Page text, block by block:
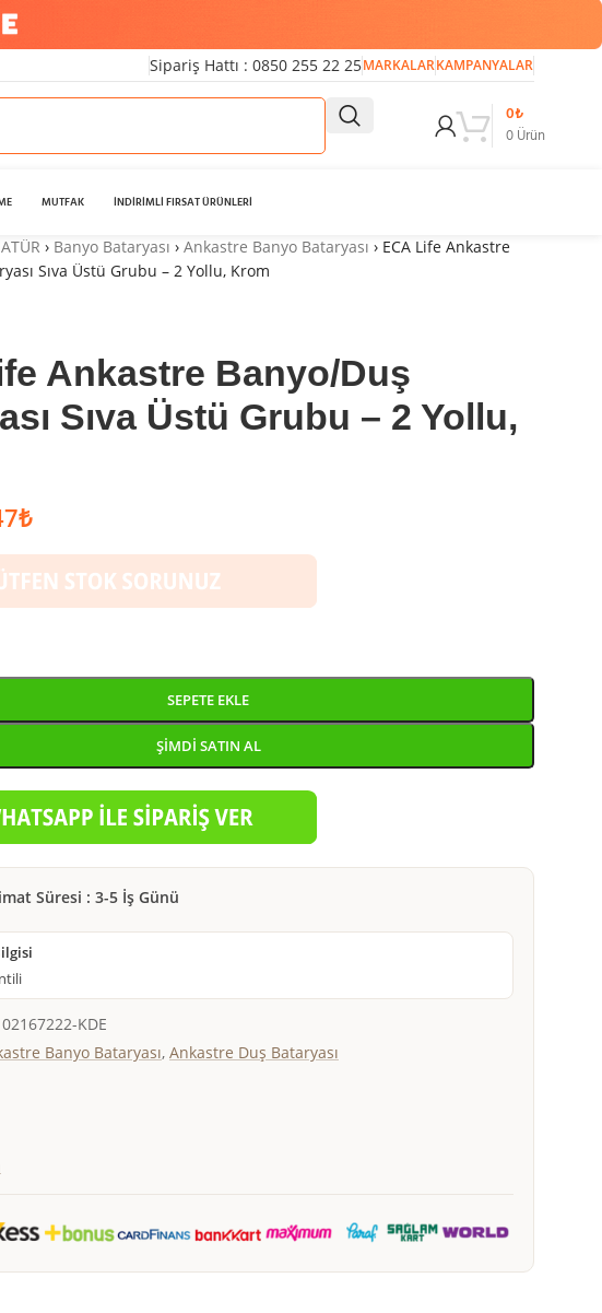
Sipariş Hattı : 0850 255 22 25MARKALARKAMPANYALAR
0Ürün
0₺
MUTFAK İNDİRİMLİ FIRSAT ÜRÜNLERİ
› Banyo Bataryası › Ankastre Banyo Bataryası › ECA Life Ankastre
Sıva Üstü Grubu – 2 Yollu, Krom
Ankastre Banyo/Duş
Sıva Üstü Grubu – 2 Yollu,
₺
SEPETE EKLE
ŞIMDI SATIN AL
Süresi : 3-5 İş Günü
KDE
Banyo Bataryası, Ankastre Duş Bataryası